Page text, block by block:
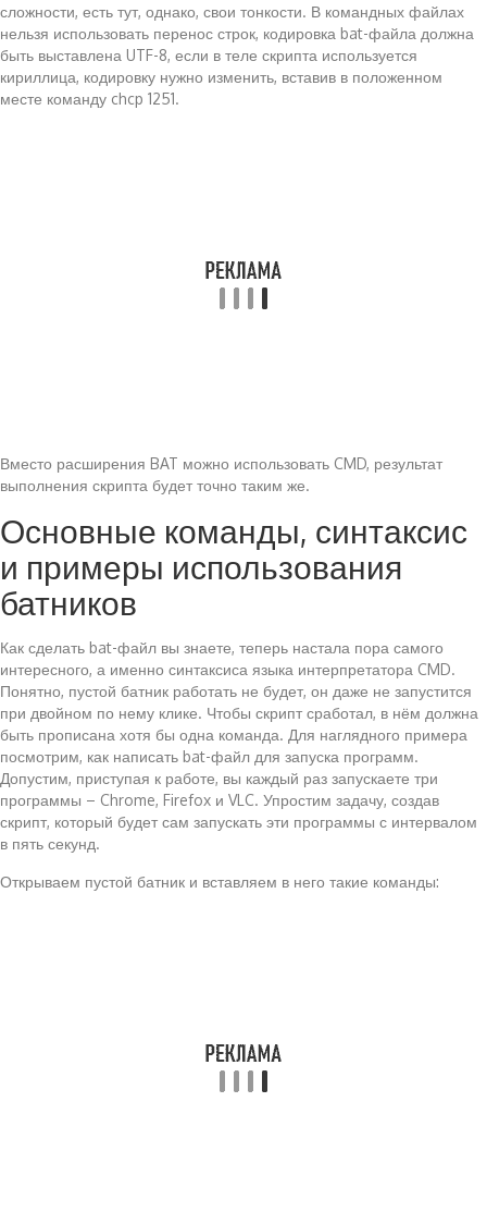
сложности, есть тут, однако, свои тонкости. В командных файлах
нельзя использовать перенос строк, кодировка bat-файла должна
быть выставлена UTF-8, если в теле скрипта используется
кириллица, кодировку нужно изменить, вставив в положенном
месте команду chcp 1251.
Вместо расширения BAT можно использовать CMD, результат
выполнения скрипта будет точно таким же.
Основные команды, синтаксис
и примеры использования
батников
Как сделать bat-файл вы знаете, теперь настала пора самого
интересного, а именно синтаксиса языка интерпретатора CMD.
Понятно, пустой батник работать не будет, он даже не запустится
при двойном по нему клике. Чтобы скрипт сработал, в нём должна
быть прописана хотя бы одна команда. Для наглядного примера
посмотрим, как написать bat-файл для запуска программ.
Допустим, приступая к работе, вы каждый раз запускаете три
программы – Chrome, Firefox и VLC. Упростим задачу, создав
скрипт, который будет сам запускать эти программы с интервалом
в пять секунд.
Открываем пустой батник и вставляем в него такие команды: